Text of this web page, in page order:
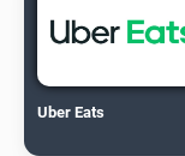
Uber Eats